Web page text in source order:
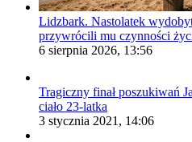
Lidzbark. Nastolatek
przywrócili mu czynności
6 sierpnia 2026, 13:56
Tragiczny finał poszukiwań
ciało 23-latka
3 stycznia 2021, 14:06